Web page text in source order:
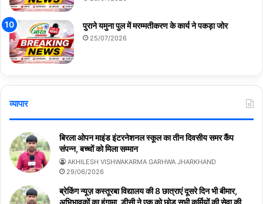
पुराने यमुना पुल में मरम्मतीकरण के कार्य ने पकड़ा जोर
25/07/2026
व्यापार
बिरला ओपन माइंड इंटरनेशनल स्कूल का तीन दिवसीय समर कैंप
संपन्न, बच्चों को मिला सम्मान
AKHILESH VISHWAKARMA GARHWA JHARKHAND
29/06/2026
ब्रेकिंग न्यूज़ कस्तूरबा विद्यालय की 8 छात्राएं दूसरे दिन भी बीमार,
अभिभावकों का हंगामा, डीसी ने एक को छोड़ सभी कर्मियों की सेवा की